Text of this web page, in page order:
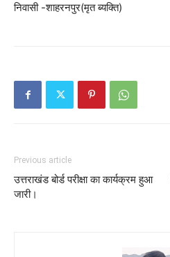
निवासी -शाहरनपुर(मृत ब्यक्ति)
Previous article
उत्तराखंड बोर्ड परीक्षा का कार्यक्रम हुआ
जारी।